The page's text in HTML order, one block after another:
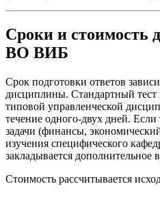
Сроки и стоимость
ВО ВИБ
Срок подготовки ответов
дисциплины. Стандартный тест
типовой управленческой
течение одного-двух дней. Если
задачи (финансы,
изучения специфического
закладывается дополнительное
Стоимость рассчитывается